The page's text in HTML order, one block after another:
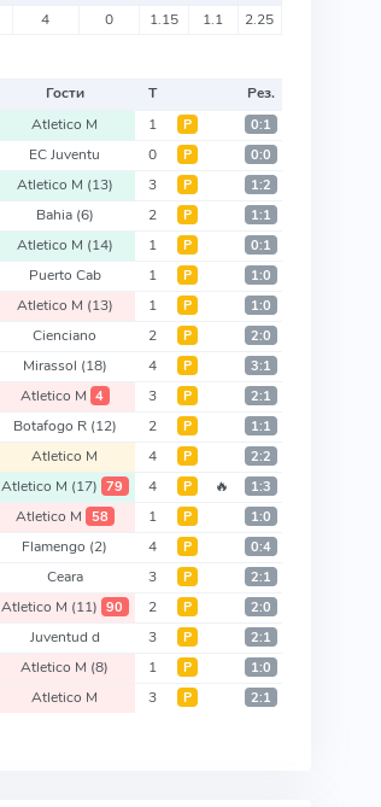
4 0 1.15 1.1 2.25
Гости Т
Рез.
Atletico M 1 Р 0:1
EC Juventu 0 Р 0:0
Atletico M (13) 3 Р 1:2
Bahia (6) 2 Р 1:1
Atletico M (14) 1 Р 0:1
Puerto Cab 1 Р 1:0
Atletico M (13) 1 Р 1:0
Cienciano 2 Р 2:0
Mirassol (18) 4 Р 3:1
Atletico M 4 3 Р 2:1
Botafogo R (12) 2 Р 1:1
Atletico M 4 Р 2:2
Atletico M (17) 79 4 Р 🔥 1:3
Atletico M 58 1 Р 1:0
Flamengo (2) 4 Р 0:4
Ceara 3 Р 2:1
Atletico M (11) 90 2 Р 2:0
Juventud d 3 Р 2:1
Atletico M (8) 1 Р 1:0
Atletico M 3 Р 2:1